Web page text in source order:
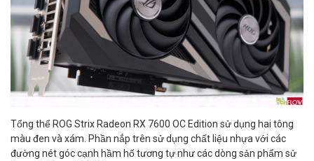
Tổng thể ROG Strix Radeon RX 7600 OC Edition sử dụng hai tông
màu đen và xám. Phần nắp trên sử dụng chất liệu nhựa với các
đường nét góc cạnh hầm hố tương tự như các dòng sản phẩm sử